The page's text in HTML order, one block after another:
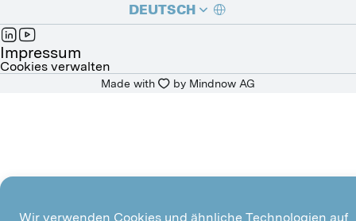
DEUTSCH
ITALIANO
Impressum
Cookies verwalten
Made with by Mindnow AG
Wir verwenden Cookies und ähnliche Technologien auf